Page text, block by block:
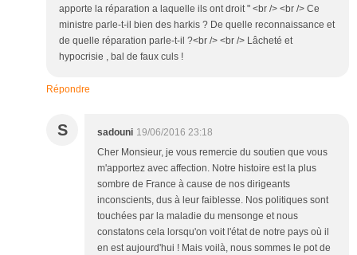
apporte la réparation a laquelle ils ont droit " <br /> <br /> Ce
ministre parle-t-il bien des harkis ? De quelle reconnaissance et
de quelle réparation parle-t-il ?<br /> <br /> Lâcheté et
hypocrisie , bal de faux culs !
Répondre
S sadouni 19/06/2016 23:18
Cher Monsieur, je vous remercie du soutien que vous
m'apportez avec affection. Notre histoire est la plus
sombre de France à cause de nos dirigeants
inconscients, dus à leur faiblesse. Nos politiques sont
touchées par la maladie du mensonge et nous
constatons cela lorsqu'on voit l'état de notre pays où il
en est aujourd'hui ! Mais voilà, nous sommes le pot de